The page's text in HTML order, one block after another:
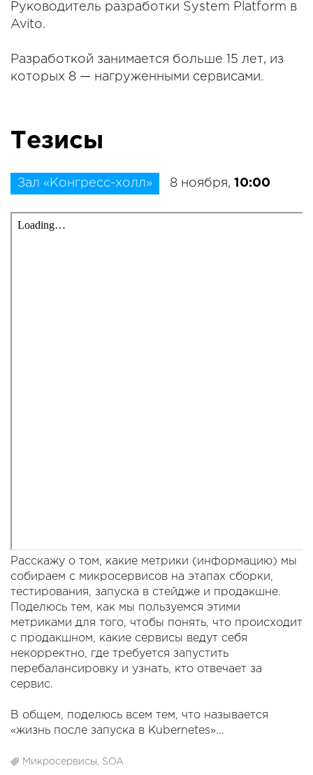
Руководитель разработки System Platform в
Avito.
Разработкой занимается больше 15 лет, из
которых 8 — нагруженными сервисами.
Тезисы
Зал «Конгресс-холл» 8 ноября, 10:00
Расскажу о том, какие метрики (информацию) мы
собираем с микросервисов на этапах сборки,
тестирования, запуска в стейдже и продакшне.
Поделюсь тем, как мы пользуемся этими
метриками для того, чтобы понять, что происходит
с продакшном, какие сервисы ведут себя
некорректно, где требуется запустить
перебалансировку и узнать, кто отвечает за
сервис.
В общем, поделюсь всем тем, что называется
«жизнь после запуска в Kubernetes»...
Микросервисы, SOA